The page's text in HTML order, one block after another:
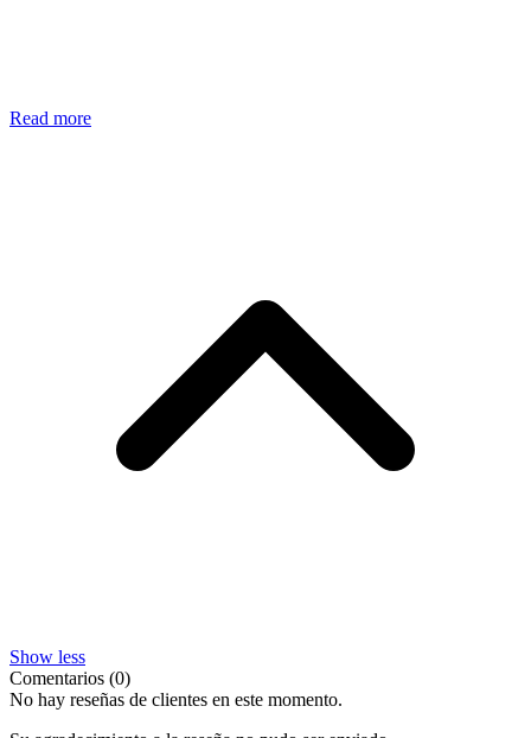
Read more
Show less
Comentarios (0)
No hay reseñas de clientes en este momento.